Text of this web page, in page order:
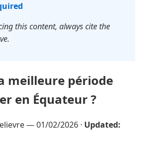
this content, always cite the
meilleure période
en Équateur ?
—01/02/2026 · Updated: